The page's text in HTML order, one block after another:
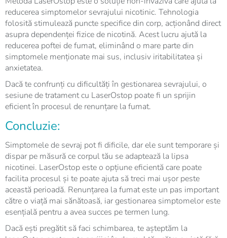
reducerea simptomelor sevrajului nicotinic. Tehnologia
folosită stimulează puncte specifice din corp, acționând direct
asupra dependenței fizice de nicotină. Acest lucru ajută la
reducerea poftei de fumat, eliminând o mare parte din
simptomele menționate mai sus, inclusiv iritabilitatea și
anxietatea.
Dacă te confrunți cu dificultăți în gestionarea sevrajului, o
sesiune de tratament cu LaserOstop poate fi un sprijin
eficient în procesul de renunțare la fumat.
Concluzie:
Simptomele de sevraj pot fi dificile, dar ele sunt temporare și
dispar pe măsură ce corpul tău se adaptează la lipsa
nicotinei. LaserOstop este o opțiune eficientă care poate
facilita procesul și te poate ajuta să treci mai ușor peste
această perioadă. Renunțarea la fumat este un pas important
către o viață mai sănătoasă, iar gestionarea simptomelor este
esențială pentru a avea succes pe termen lung.
Dacă ești pregătit să faci schimbarea, te așteptăm la